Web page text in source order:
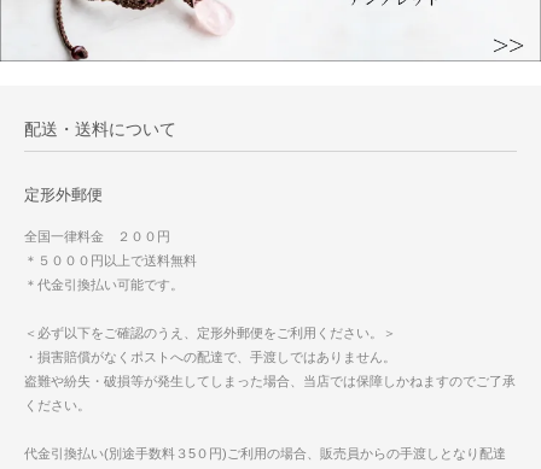
配送・送料について
定形外郵便
全国一律料金 ２００円
＊５０００円以上で送料無料
＊代金引換払い可能です。
＜必ず以下をご確認のうえ、定形外郵便をご利用ください。＞
・損害賠償がなくポストへの配達で、手渡しではありません。
盗難や紛失・破損等が発生してしまった場合、当店では保障しかねますのでご了承
ください。
代金引換払い(別途手数料３5０円)ご利用の場合、販売員からの手渡しとなり配達